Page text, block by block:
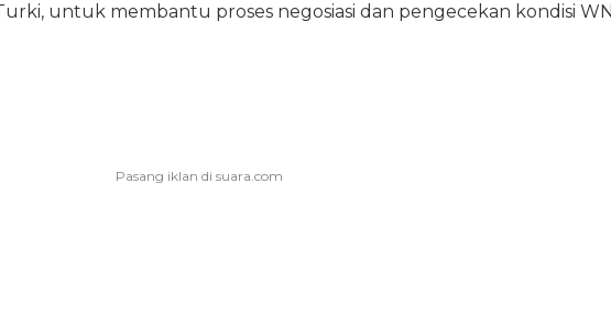
untuk membantu proses negosiasi dan pengecekan kondisi